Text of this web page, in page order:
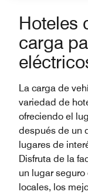
Hoteles
carga
La carga de
variedad de
ofreciendo el
después de un
lugares de
Disfruta de la
un lugar
locales, los